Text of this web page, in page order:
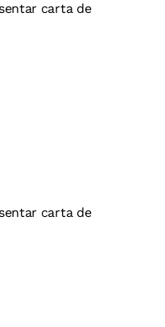
carta de
carta de